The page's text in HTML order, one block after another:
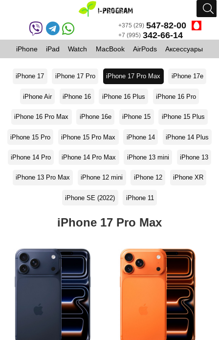
+375 (29) 547-82-00
+7 (995) 342-66-14
iPhone iPad Watch MacBook AirPods Аксессуары
iPhone 17 iPhone 17 Pro iPhone 17 Pro Max iPhone 17e
iPhone Air iPhone 16 iPhone 16 Plus iPhone 16 Pro
iPhone 16 Pro Max iPhone 16e iPhone 15 iPhone 15 Plus
iPhone 15 Pro iPhone 15 Pro Max iPhone 14 iPhone 14 Plus
iPhone 14 Pro iPhone 14 Pro Max iPhone 13 mini iPhone 13
iPhone 13 Pro Max iPhone 12 mini iPhone 12 iPhone XR
iPhone SE (2022) iPhone 11
iPhone 17 Pro Max